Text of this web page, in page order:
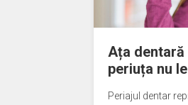
Ața
periuța nu
Periajul dentar